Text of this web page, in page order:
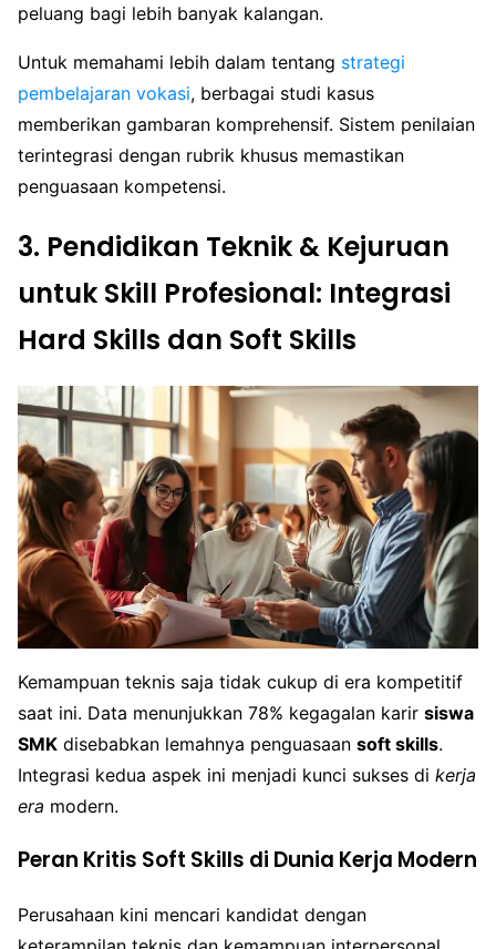
peluang bagi lebih banyak kalangan.
Untuk memahami lebih dalam tentang strategi
pembelajaran vokasi, berbagai studi kasus
memberikan gambaran komprehensif. Sistem penilaian
terintegrasi dengan rubrik khusus memastikan
penguasaan kompetensi.
3. Pendidikan Teknik & Kejuruan
untuk Skill Profesional: Integrasi
Hard Skills dan Soft Skills
Kemampuan teknis saja tidak cukup di era kompetitif
saat ini. Data menunjukkan 78% kegagalan karir siswa
SMK disebabkan lemahnya penguasaan soft skills.
Integrasi kedua aspek ini menjadi kunci sukses di kerja
era modern.
Peran Kritis Soft Skills di Dunia Kerja Modern
Perusahaan kini mencari kandidat dengan